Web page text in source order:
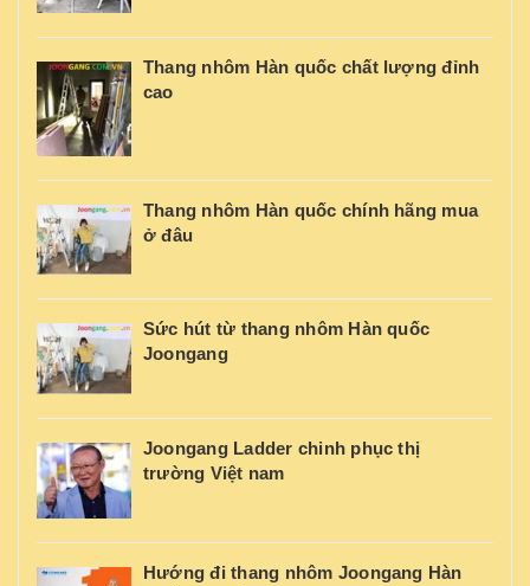
Thang nhôm Hàn quốc chất lượng đỉnh
cao
Thang nhôm Hàn quốc chính hãng mua
ở đâu
Sức hút từ thang nhôm Hàn quốc
Joongang
Joongang Ladder chinh phục thị
trường Việt nam
Hướng đi thang nhôm Joongang Hàn